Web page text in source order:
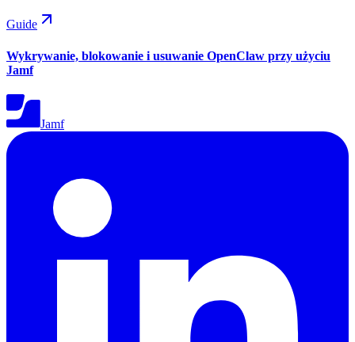
Guide
Wykrywanie, blokowanie i usuwanie OpenClaw przy użyciu
Jamf
Jamf